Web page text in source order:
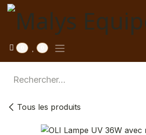
Se rendre au contenu
Tous les produits